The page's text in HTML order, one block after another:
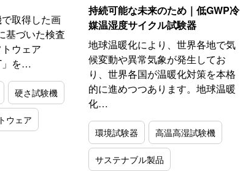
取得した画
基づいた検査
ウェア
」を…
硬さ試験機
ウェア
持続可能な未来のため｜低GWP冷
媒温湿度サイクル試験器
地球温暖化により、世界各地で気
候変動や異常気象が発生してお
り、世界各国が温暖化対策を本格
的に進めつつあります。地球温暖
化…
環境試験器 高温高湿試験機
サステナブル製品